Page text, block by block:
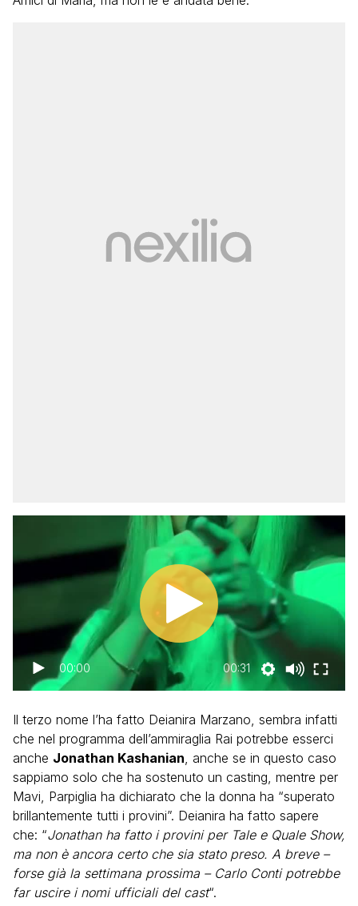
00:00 00:31
Il terzo nome l’ha fatto Deianira Marzano, sembra infatti
che nel programma dell’ammiraglia Rai potrebbe esserci
anche Jonathan Kashanian, anche se in questo caso
sappiamo solo che ha sostenuto un casting, mentre per
Mavi, Parpiglia ha dichiarato che la donna ha “superato
brillantemente tutti i provini”. Deianira ha fatto sapere
che: “Jonathan ha fatto i provini per Tale e Quale Show,
ma non è ancora certo che sia stato preso. A breve –
forse già la settimana prossima – Carlo Conti potrebbe
far uscire i nomi ufficiali del cast“.